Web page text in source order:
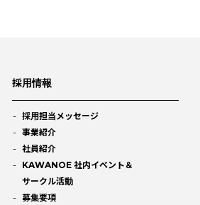
採用情報
採用担当メッセージ
事業紹介
社員紹介
KAWANOE 社内イベント＆
サークル活動
募集要項